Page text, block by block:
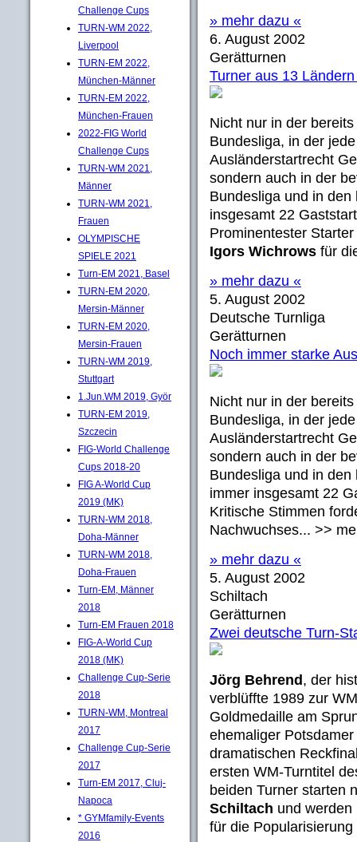
Challenge Cups
TURN-WM 2022,
Liverpool
TURN-EM 2022,
München-Männer
TURN-EM 2022,
München-Frauen
2022-FIG World
Challenge Cups
TURN-WM 2021,
Männer
TURN-WM 2021,
Frauen
OLYMPISCHE
SPIELE 2021
Turn-EM 2021, Basel
TURN-EM 2020,
Mersin-Männer
TURN-EM 2020,
Mersin-Frauen
TURN-WM 2019,
Stuttgart
1.Jun.WM 2019, Györ
TURN-EM 2019,
Szczecin
FIG-World Challenge
Cups 2018-20
FIG A-World Cup
2019 (MK)
TURN-WM 2018,
Doha-Männer
TURN-WM 2018,
Doha-Frauen
Turn-EM, Männer
2018
Turn-EM Frauen 2018
FIG-A-World Cup
2018 (MK)
Challenge Cup-Serie
2018
TURN-WM, Montreal
2017
Challenge Cup-Serie
2017
Turn-EM 2017, Cluj-
Napoca
* GYMfamily-Events
2016
» mehr dazu «
6. August 2002
Gerätturnen
Turner aus 13
Nicht nur in der
Bundesliga, in der
Ausländerstartrecht
sondern auch in der
Bundesliga und in
insgesamt 22
Prominentester
Igors Wichrows für
» mehr dazu «
5. August 2002
Deutsche Turnliga
Gerätturnen
Noch immer starke
Nicht nur in der
Bundesliga, in der
Ausländerstartrecht
sondern auch in der
Bundesliga und in
immer insgesamt 22
Kritische Stimmen
Nachwuchses... >>
» mehr dazu «
5. August 2002
Schiltach
Gerätturnen
Zwei deutsche Turn-
Jörg Behrend , der
verblüffte 1989 zur
Goldmedaille am
ehemaliger
dramatischen
ersten WM-Turntitel
beiden Turner starten
Schiltach und
für die